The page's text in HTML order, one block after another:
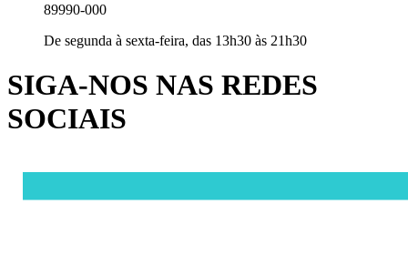
89990-000
De segunda à sexta-feira, das 13h30 às 21h30
SIGA-NOS NAS REDES
SOCIAIS